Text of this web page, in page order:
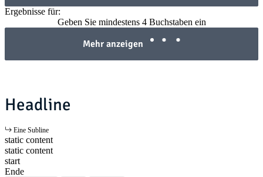
Ergebnisse für:
Geben Sie mindestens 4 Buchstaben ein
Mehr anzeigen
Headline
Eine Subline
static content
static content
start
Ende